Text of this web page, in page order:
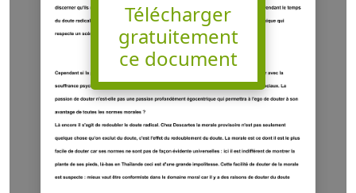
Télécharger
gratuitement
ce document